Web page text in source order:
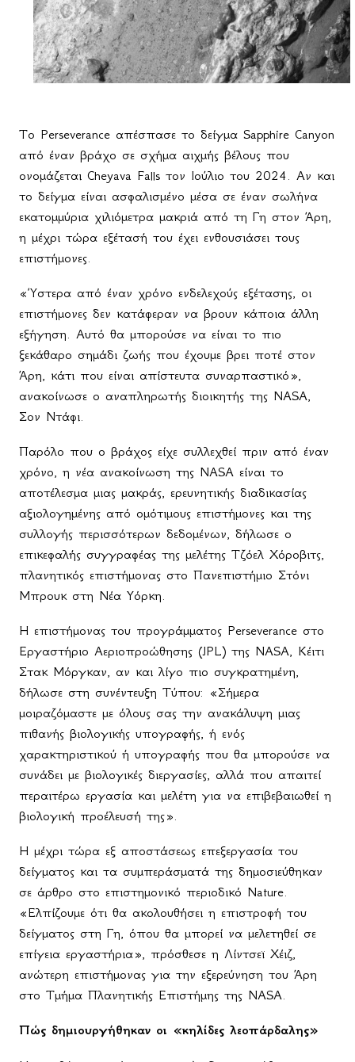
Το Perseverance απέσπασε το δείγμα Sapphire Canyon
από έναν βράχο σε σχήμα αιχμής βέλους που
ονομάζεται Cheyava Falls τον Ιούλιο του 2024. Αν και
το δείγμα είναι ασφαλισμένο μέσα σε έναν σωλήνα
εκατομμύρια χιλιόμετρα μακριά από τη Γη στον Άρη,
η μέχρι τώρα εξέτασή του έχει ενθουσιάσει τους
επιστήμονες.
«Ύστερα από έναν χρόνο ενδελεχούς εξέτασης, οι
επιστήμονες δεν κατάφεραν να βρουν κάποια άλλη
εξήγηση. Αυτό θα μπορούσε να είναι το πιο
ξεκάθαρο σημάδι ζωής που έχουμε βρει ποτέ στον
Άρη, κάτι που είναι απίστευτα συναρπαστικό»,
ανακοίνωσε ο αναπληρωτής διοικητής της NASA,
Σον Ντάφι.
Παρόλο που ο βράχος είχε συλλεχθεί πριν από έναν
χρόνο, η νέα ανακοίνωση της NASA είναι το
αποτέλεσμα μιας μακράς, ερευνητικής διαδικασίας
αξιολογημένης από ομότιμους επιστήμονες και της
συλλογής περισσότερων δεδομένων, δήλωσε ο
επικεφαλής συγγραφέας της μελέτης Τζόελ Χόροβιτς,
πλανητικός επιστήμονας στο Πανεπιστήμιο Στόνι
Μπρουκ στη Νέα Υόρκη.
Η επιστήμονας του προγράμματος Perseverance στο
Εργαστήριο Αεριοπροώθησης (JPL) της NASA, Κέιτι
Στακ Μόργκαν, αν και λίγο πιο συγκρατημένη,
δήλωσε στη συνέντευξη Τύπου: «Σήμερα
μοιραζόμαστε με όλους σας την ανακάλυψη μιας
πιθανής βιολογικής υπογραφής, ή ενός
χαρακτηριστικού ή υπογραφής που θα μπορούσε να
συνάδει με βιολογικές διεργασίες, αλλά που απαιτεί
περαιτέρω εργασία και μελέτη για να επιβεβαιωθεί η
βιολογική προέλευσή της».
Η μέχρι τώρα εξ αποστάσεως επεξεργασία του
δείγματος και τα συμπεράσματά της δημοσιεύθηκαν
σε άρθρο στο επιστημονικό περιοδικό Nature.
«Ελπίζουμε ότι θα ακολουθήσει η επιστροφή του
δείγματος στη Γη, όπου θα μπορεί να μελετηθεί σε
επίγεια εργαστήρια», πρόσθεσε η Λίντσεϊ Χέιζ,
ανώτερη επιστήμονας για την εξερεύνηση του Άρη
στο Τμήμα Πλανητικής Επιστήμης της NASA.
Πώς δημιουργήθηκαν οι «κηλίδες λεοπάρδαλης»